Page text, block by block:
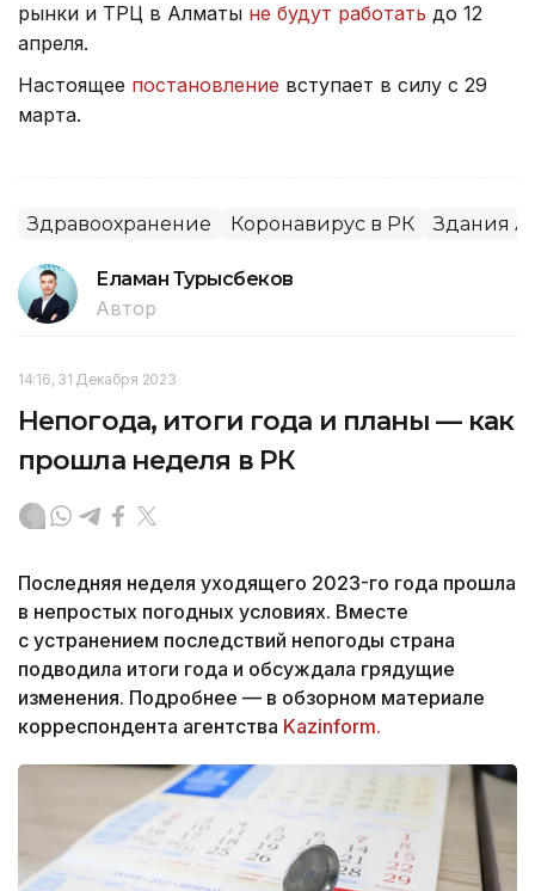
рынки и ТРЦ в Алматы не будут работать до 12
апреля.
Настоящее постановление вступает в силу с 29
марта.
Здравоохранение Коронавирус в РК Здания
Еламан Турысбеков
Автор
14:16, 31 Декабря 2023
Непогода, итоги года и планы — как
прошла неделя в РК
Последняя неделя уходящего 2023-го года прошла
в непростых погодных условиях. Вместе
с устранением последствий непогоды страна
подводила итоги года и обсуждала грядущие
изменения. Подробнее — в обзорном материале
корреспондента агентства Kazinform.